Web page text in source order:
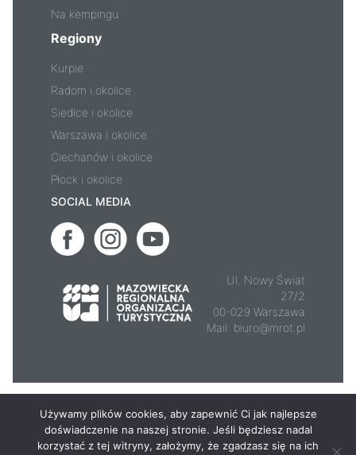
Na kempingu
Regiony
Kurpie
Radom i okolice
Siedlce i okolice
Warszawa i okolice
Ciechanów i okolice
Płock i okolice
SOCIAL MEDIA
Ul. Nowy Świat
27/2
00-029 Warszawa
Mail: biuro@mrot.pl
Używamy plików cookies, aby zapewnić Ci jak najlepsze
doświadczenie na naszej stronie. Jeśli będziesz nadal
korzystać z tej witryny, założymy, że zgadzasz się na ich